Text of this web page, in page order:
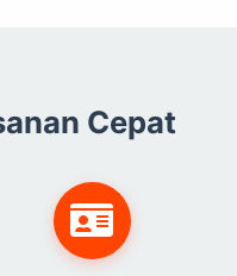
Cepat